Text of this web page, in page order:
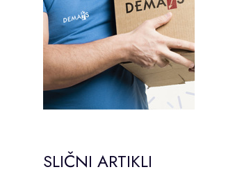
SLIČNI ARTIKLI